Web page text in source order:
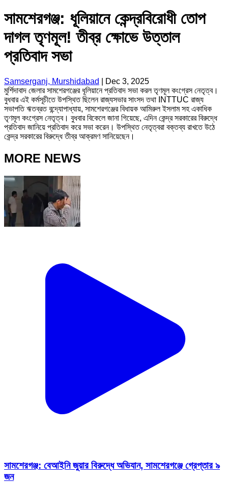
সামশেরগঞ্জ: ধূলিয়ানে কেন্দ্রবিরোধী তোপ
দাগল তৃণমূল! তীব্র ক্ষোভে উত্তাল
প্রতিবাদ সভা
Samserganj, Murshidabad
Dec 3, 2025
মুর্শিদাবাদ জেলার সামশেরগঞ্জের ধূলিয়ানে প্রতিবাদ সভা করল তৃণমূল কংগ্রেস নেতৃত্ব।
বুধবার এই কর্মসূচীতে উপস্থিত ছিলেন রাজ্যসভার সাংসদ তথা INTTUC রাজ্য
সভাপতি ঋতব্রত বন্দ্যোপাধ্যায়, সামশেরগঞ্জের বিধায়ক আমিরুল ইসলাম সহ একাধিক
তৃণমূল কংগ্রেস নেতৃত্ব। বুধবার বিকেলে জানা গিয়েছে, এদিন কেন্দ্র সরকারের বিরুদ্ধে
প্রতিবাদ জানিয়ে প্রতিবাদ করে সভা করেন। উপস্থিত নেতৃত্বরা বক্তব্য রাখতে উঠে
কেন্দ্র সরকারের বিরুদ্ধে তীব্র আক্রমণ সানিয়েছেন।
MORE NEWS
সামশেরগঞ্জ: বেআইনি জুয়ার বিরুদ্ধে অভিযান, সামশেরগঞ্জে গ্রেপ্তার ৯
জন